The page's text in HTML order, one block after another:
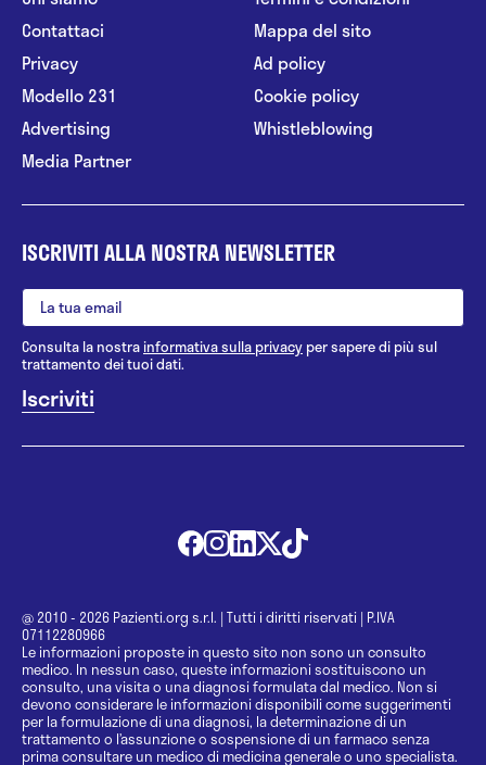
Contattaci
Privacy
Modello 231
Advertising
Media Partner
Mappa del sito
Ad policy
Cookie policy
Whistleblowing
ISCRIVITI ALLA NOSTRA NEWSLETTER
Consulta la nostrainformativa sulla privacy per sapere di più sul
trattamento dei tuoi dati.
@ 2010 - 2026 Pazienti.org s.r.l. | Tutti i diritti riservati | P.IVA
07112280966
Le informazioni proposte in questo sito non sono un consulto
medico. In nessun caso, queste informazioni sostituiscono un
consulto, una visita o una diagnosi formulata dal medico. Non si
devono considerare le informazioni disponibili come suggerimenti
per la formulazione di una diagnosi, la determinazione di un
trattamento o l’assunzione o sospensione di un farmaco senza
prima consultare un medico di medicina generale o uno specialista.